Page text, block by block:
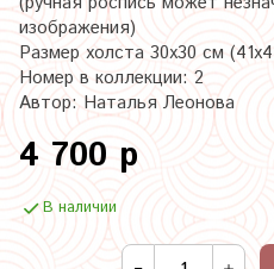
изображения)
Размер холста 30х30 см
Номер в коллекции: 2
Автор: Наталья Леонова
4 700 р
В наличии